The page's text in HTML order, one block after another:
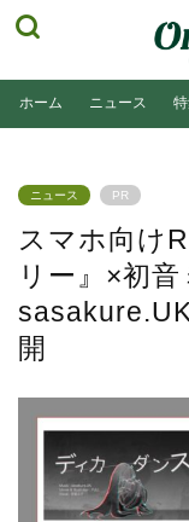
ホーム ニュース
ニュース PR
スマホ向け
リー』×初
開